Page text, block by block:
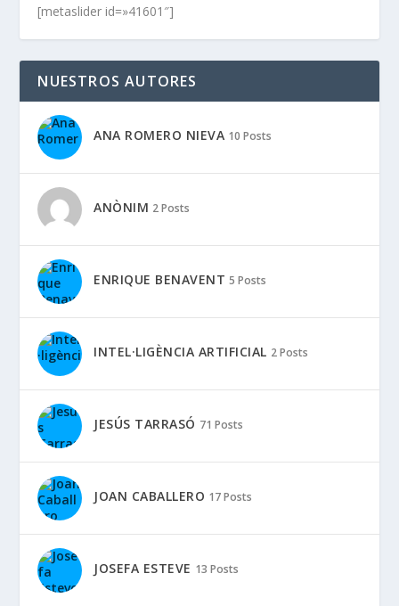
[metaslider id=»41601″]
NUESTROS AUTORES
ANA ROMERO NIEVA 10 Posts
ANÒNIM 2 Posts
ENRIQUE BENAVENT 5 Posts
INTEL·LIGÈNCIA ARTIFICIAL 2 Posts
JESÚS TARRASÓ 71 Posts
JOAN CABALLERO 17 Posts
JOSEFA ESTEVE 13 Posts